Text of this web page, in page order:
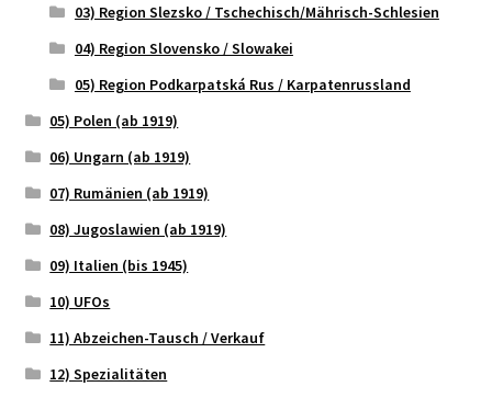
03) Region Slezsko / Tschechisch/Mährisch-Schlesien
04) Region Slovensko / Slowakei
05) Region Podkarpatská Rus / Karpatenrussland
05) Polen (ab 1919)
06) Ungarn (ab 1919)
07) Rumänien (ab 1919)
08) Jugoslawien (ab 1919)
09) Italien (bis 1945)
10) UFOs
11) Abzeichen-Tausch / Verkauf
12) Spezialitäten